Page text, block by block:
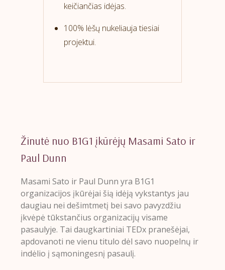
keičiančias idėjas.
100% lėšų nukeliauja tiesiai
projektui.
Žinutė nuo B1G1 įkūrėjų Masami Sato ir
Paul Dunn
Masami Sato ir Paul Dunn yra B1G1
organizacijos įkūrėjai šią idėją vykstantys jau
daugiau nei dešimtmetį bei savo pavyzdžiu
įkvėpė tūkstančius organizacijų visame
pasaulyje. Tai daugkartiniai TEDx pranešėjai,
apdovanoti ne vienu titulo dėl savo nuopelnų ir
indėlio į sąmoningesnį pasaulį.